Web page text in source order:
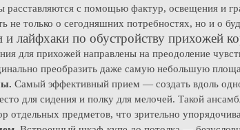
с помощью фактур, освещения и
не только о сегодняшних потребностях, но и о
лайфхаки по обустройству прихожей
для прихожей направлены на преодоление
преобразить даже самую небольшую
Самый эффективный прием — создать вдоль
для сидения и полку для мелочей. Такой
отдельных предметов, что зрительно